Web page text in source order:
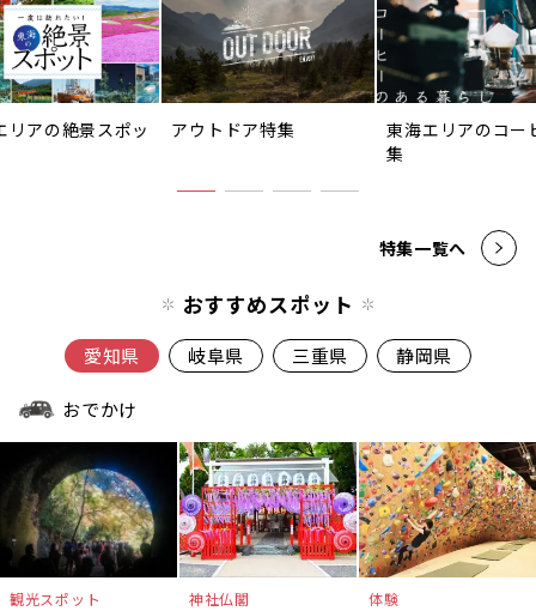
リアの絶景スポッ アウトドア特集
東海エリアのコー
集
特集一覧へ
おすすめスポット
愛知県 岐阜県 三重県 静岡県
おでかけ
観光スポット 神社仏閣 体験